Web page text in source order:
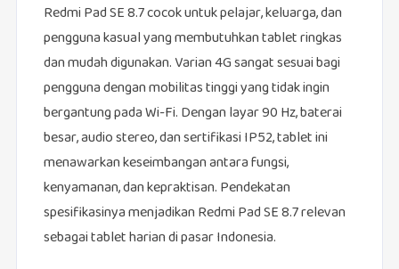
Redmi Pad SE 8.7 cocok untuk pelajar, keluarga, dan
pengguna kasual yang membutuhkan tablet ringkas
dan mudah digunakan. Varian 4G sangat sesuai bagi
pengguna dengan mobilitas tinggi yang tidak ingin
bergantung pada Wi-Fi. Dengan layar 90 Hz, baterai
besar, audio stereo, dan sertifikasi IP52, tablet ini
menawarkan keseimbangan antara fungsi,
kenyamanan, dan kepraktisan. Pendekatan
spesifikasinya menjadikan Redmi Pad SE 8.7 relevan
sebagai tablet harian di pasar Indonesia.